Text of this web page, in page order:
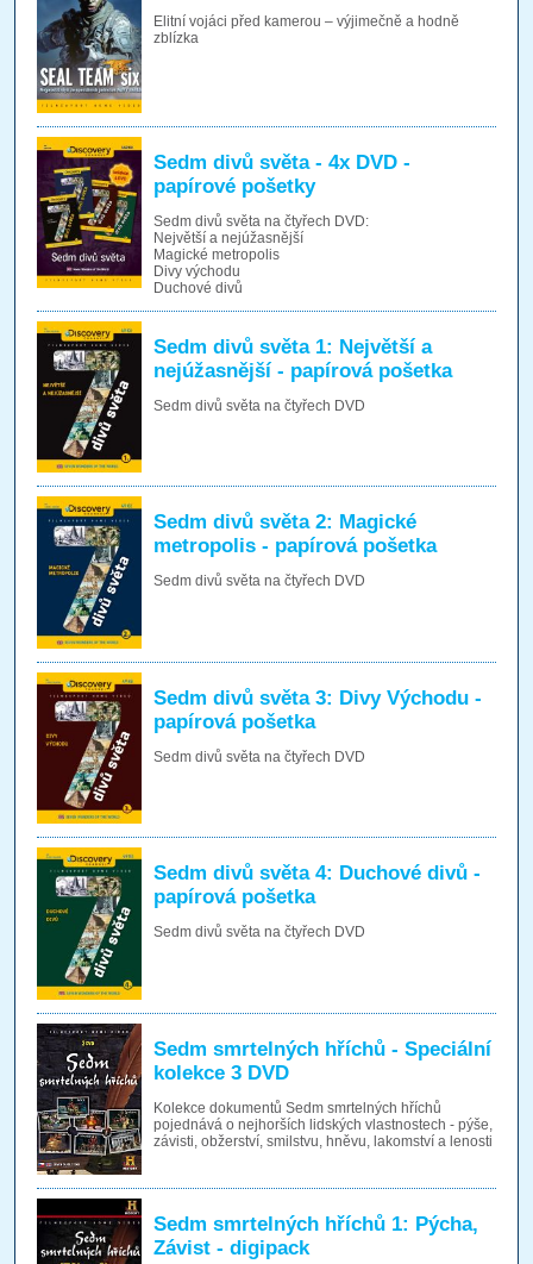
Elitní vojáci před kamerou – výjimečně a hodně
zblízka
Sedm divů světa - 4x DVD -
papírové pošetky
Sedm divů světa na čtyřech DVD:
Největší a nejúžasnější
Magické metropolis
Divy východu
Duchové divů
Sedm divů světa 1: Největší a
nejúžasnější - papírová pošetka
Sedm divů světa na čtyřech DVD
Sedm divů světa 2: Magické
metropolis - papírová pošetka
Sedm divů světa na čtyřech DVD
Sedm divů světa 3: Divy Východu -
papírová pošetka
Sedm divů světa na čtyřech DVD
Sedm divů světa 4: Duchové divů -
papírová pošetka
Sedm divů světa na čtyřech DVD
Sedm smrtelných hříchů - Speciální
kolekce 3 DVD
Kolekce dokumentů Sedm smrtelných hříchů
pojednává o nejhorších lidských vlastnostech - pýše,
závisti, obžerství, smilstvu, hněvu, lakomství a lenosti
Sedm smrtelných hříchů 1: Pýcha,
Závist - digipack